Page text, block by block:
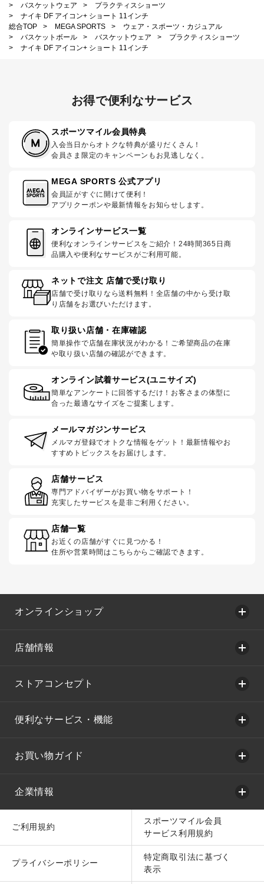
>
バスケットウェア >
プラクティスショーツ
>
ナイキ DF アイコン+ ショート 11インチ
総合TOP
> MEGA SPORTS >
ウェア・スポーツ・カジュアル
>
バスケットボール > バスケットウェア >
プラクティスショーツ
>
ナイキ DF アイコン+ ショート 11インチ
お得で便利なサービス
スポーツマイル会員特典
入会当日からオトクな特典が盛りだくさん！
会員さま限定のキャンペーンもお見逃しなく。
MEGA SPORTS 公式アプリ
会員証がすぐに開けて便利！
アプリクーポンや最新情報をお知らせします。
オンラインサービス一覧
便利なオンラインサービスをご紹介！24時間365日商
品購入や便利なサービスがご利用可能。
ネットで注文 店舗で受け取り
店舗で受け取りなら送料無料！全店舗の中から受け取
り店舗をお選びいただけます。
取り扱い店舗・在庫確認
簡単操作で店舗在庫状況がわかる！ご希望商品の在庫
や取り扱い店舗の確認ができます。
オンライン試着サービス(ユニサイズ)
簡単なアンケートに回答するだけ！お客さまの体型に
合った最適なサイズをご提案します。
メールマガジンサービス
メルマガ登録でオトクな情報をゲット！最新情報やお
すすめトピックスをお届けします。
店舗サービス
専門アドバイザーがお買い物をサポート！
充実したサービスを是非ご利用ください。
店舗一覧
お近くの店舗がすぐに見つかる！
住所や営業時間はこちらからご確認できます。
オンラインショップ
店舗情報
ストアコンセプト
便利なサービス・機能
お買い物ガイド
企業情報
ご利用規約
スポーツマイル会員
サービス利用規約
プライバシーポリシー
特定商取引法に基づく
表示